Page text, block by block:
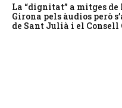
La “dignitat” a mitges
Girona pels àudios però
de Sant Julià i el Consell